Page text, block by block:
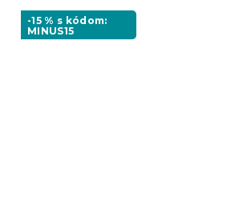
-15 % s kódom:
MINUS15